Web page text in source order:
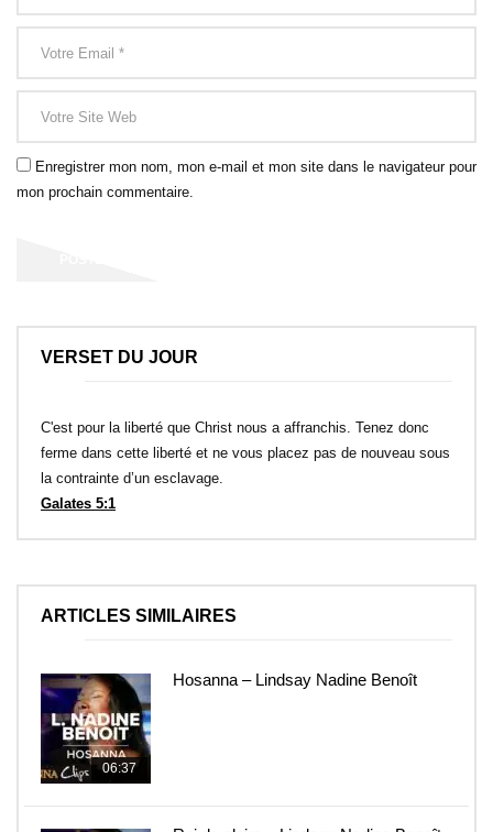
Enregistrer mon nom, mon e-mail et mon site dans le navigateur pour
mon prochain commentaire.
VERSET DU JOUR
C'est pour la liberté que Christ nous a affranchis. Tenez donc
ferme dans cette liberté et ne vous placez pas de nouveau sous
la contrainte d’un esclavage.
Galates 5:1
ARTICLES SIMILAIRES
06:37
Hosanna – Lindsay Nadine Benoît